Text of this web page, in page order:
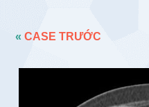
«CASE TRƯỚC